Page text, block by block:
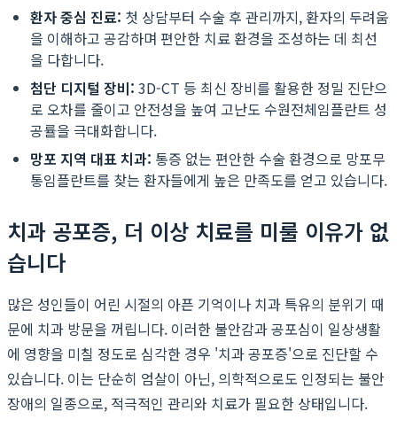
환자 중심 진료: 첫 상담부터 수술 후 관리까지, 환자의 두려움
을 이해하고 공감하며 편안한 치료 환경을 조성하는 데 최선
을 다합니다.
첨단 디지털 장비: 3D-CT 등 최신 장비를 활용한 정밀 진단으
로 오차를 줄이고 안전성을 높여 고난도 수원전체임플란트 성
공률을 극대화합니다.
망포 지역 대표 치과: 통증 없는 편안한 수술 환경으로 망포무
통임플란트를 찾는 환자들에게 높은 만족도를 얻고 있습니다.
치과 공포증, 더 이상 치료를 미룰 이유가 없
습니다
많은 성인들이 어린 시절의 아픈 기억이나 치과 특유의 분위기 때
문에 치과 방문을 꺼립니다. 이러한 불안감과 공포심이 일상생활
에 영향을 미칠 정도로 심각한 경우 '치과 공포증'으로 진단할 수
있습니다. 이는 단순히 엄살이 아닌, 의학적으로도 인정되는 불안
장애의 일종으로, 적극적인 관리와 치료가 필요한 상태입니다.